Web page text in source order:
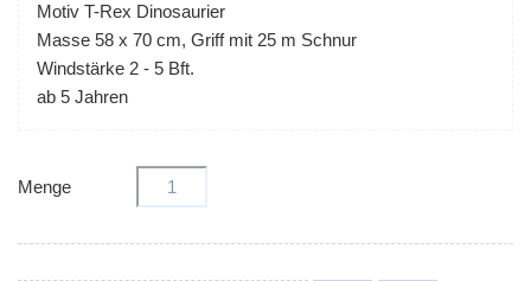
Motiv T-Rex Dinosaurier
Masse 58 x 70 cm, Griff mit 25 m Schnur
Windstärke 2 - 5 Bft.
ab 5 Jahren
Menge